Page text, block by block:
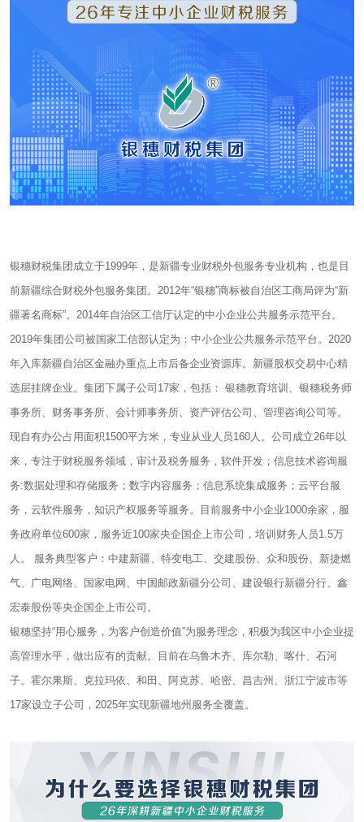
银穗财税集团成立于1999年，是新疆专业财税外包服务专业机构，也是目
前新疆综合财税外包服务集团。2012年“银穗”商标被自治区工商局评为“新
疆著名商标”。2014年自治区工信厅认定的中小企业公共服务示范平台。
2019年集团公司被国家工信部认定为：中小企业公共服务示范平台。2020
年入库新疆自治区金融办重点上市后备企业资源库。新疆股权交易中心精
选层挂牌企业。集团下属子公司17家，包括： 银穗教育培训、银穗税务师
事务所、财务事务所、会计师事务所、资产评估公司、管理咨询公司等。
现自有办公占用面积1500平方米，专业从业人员160人。公司成立26年以
来，专注于财税服务领域，审计及税务服务，软件开发；信息技术咨询服
务:数据处理和存储服务；数字内容服务；信息系统集成服务；云平台服
务，云软件服务，知识产权服务等服务。目前服务中小企业1000余家，服
务政府单位600家，服务近100家央企国企上市公司，培训财务人员1.5万
人。 服务典型客户：中建新疆、特变电工、交建股份、众和股份、新捷燃
气、广电网络、国家电网、中国邮政新疆分公司、建设银行新疆分行、鑫
宏泰股份等央企国企上市公司。
银穗坚持“用心服务，为客户创造价值”为服务理念，积极为我区中小企业提
高管理水平，做出应有的贡献。目前在乌鲁木齐、库尔勒、喀什、石河
子、霍尔果斯、克拉玛依、和田、阿克苏、哈密、昌吉州、浙江宁波市等
17家设立子公司，2025年实现新疆地州服务全覆盖。